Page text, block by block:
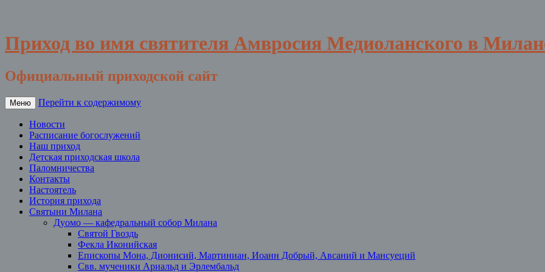
Приход во имя святителя Амвросия Медиоланского в
Официальный приходской сайт
Меню Перейти к содержимому
Новости
Расписание богослужений
Наш приход
Детская приходская школа
Паломничества
Контакты
Настоятель
История прихода
Святыни Милана
Дуомо — кафедральный собор Милана
Святой Гвоздь
Фекла Иконийская
Епископы Мона, Дионисий, Мартиниан, Иоанн Добрый, Авсаний и Мансуеций
Свв. мученики Ариальд и Эрлембальд